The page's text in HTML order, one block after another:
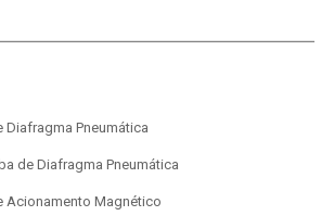
Diafragma Pneumática
de Diafragma Pneumática
Acionamento Magnético